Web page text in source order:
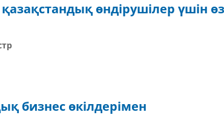
өндірушілер үшін
бизнес өкілдерімен